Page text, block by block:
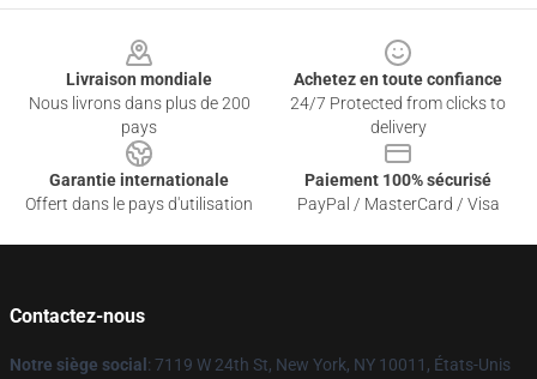
Livraison mondiale
Nous livrons dans plus de 200
pays
Achetez en toute confiance
24/7 Protected from clicks to
delivery
Garantie internationale
Offert dans le pays d'utilisation
Paiement 100% sécurisé
PayPal / MasterCard / Visa
Contactez-nous
Notre siège social : 7119 W 24th St, New York, NY 10011, États-Unis